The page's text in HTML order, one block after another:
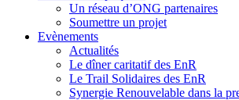
Un réseau d’ONG partenaires
Soumettre un projet
Evènements
Actualités
Le dîner caritatif des EnR
Le Trail Solidaires des EnR
Synergie Renouvelable dans la